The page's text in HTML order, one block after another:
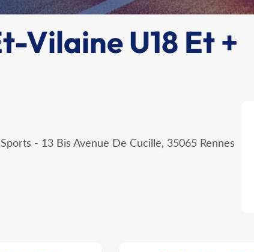
Vilaine U18 Et +
- 13 Bis Avenue De Cucille, 35065 Rennes